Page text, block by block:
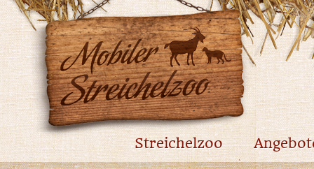
Streichelzoo